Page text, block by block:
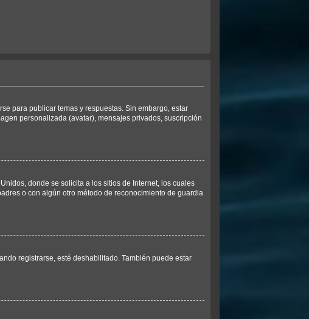
para publicar temas y respuestas. Sin embargo, estar
personalizada (avatar), mensajes privados, suscripción
donde se solicita a los sitios de Internet, los cuales
o con algún otro método de reconocimiento de guardia
registrarse, esté deshabilitado. También puede estar